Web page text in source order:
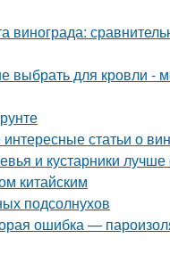
винограда:
выбрать для кровли -
статьи о
и кустарники
китайским
подсолнухов
ошибка —